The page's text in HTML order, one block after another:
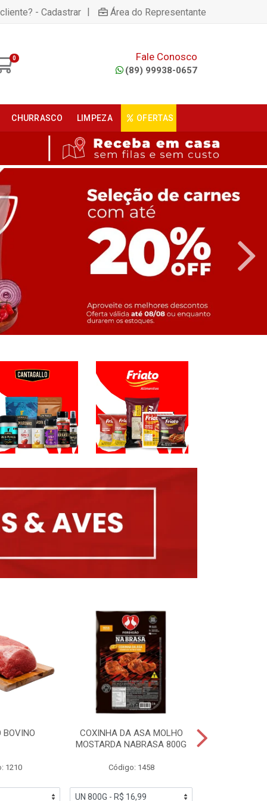
- Cadastrar | Área do Representante
0 Fale Conosco
(89) 99938-0657
CHURRASCO LIMPEZA OFERTAS
BOVINO
1210
COXINHA DA ASA MOLHO
MOSTARDA NABRASA 800G
Código: 1458